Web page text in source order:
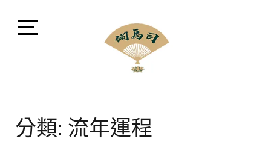
以現代方式講解。
分類: 流年運程